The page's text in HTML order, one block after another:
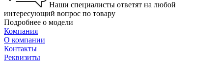
Наши специалисты ответят на любой
интересующий вопрос по товару
Подробнее о модели
Компания
О компании
Контакты
Реквизиты